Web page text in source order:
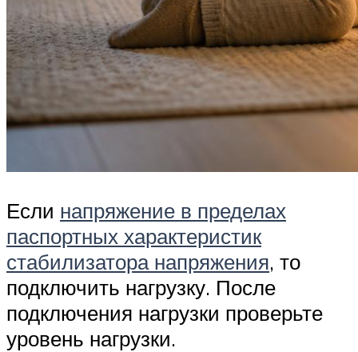
Если напряжение в пределах
паспортных характеристик
стабилизатора напряжения, то
подключить нагрузку. После
подключения нагрузки проверьте
уровень нагрузки.